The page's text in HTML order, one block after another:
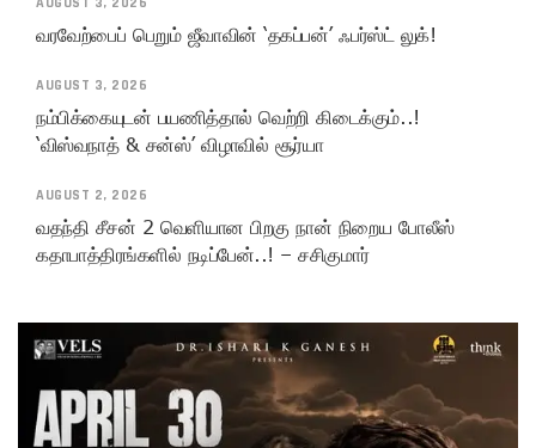
வரவேற்பைப் பெறும் ஜீவாவின் ‘தகப்பன்’ ஃபர்ஸ்ட் லுக்!
AUGUST 3, 2026
நம்பிக்கையுடன் பயணித்தால் வெற்றி கிடைக்கும்..!
‘விஸ்வநாத் & சன்ஸ்’ விழாவில் சூர்யா
AUGUST 2, 2026
வதந்தி சீசன் 2 வெளியான பிறகு நான் நிறைய போலீஸ்
கதாபாத்திரங்களில் நடிப்பேன்..! – சசிகுமார்